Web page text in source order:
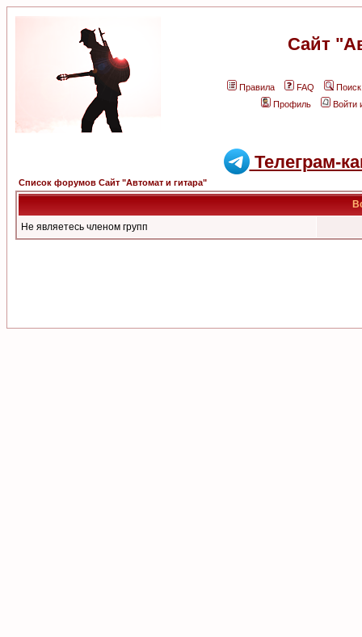
Сайт
Правила FAQ
Поиск
Профиль
Войти
Телеграм-
Список форумов Сайт "Автомат и гитара"
Не являетесь членом групп